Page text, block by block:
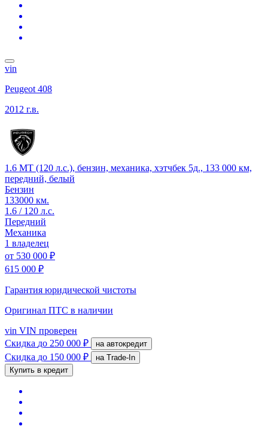
vin
Peugeot 408
2012 г.в.
1.6 MT (120 л.с.), бензин, механика, хэтчбек 5д., 133 000 км,
передний, белый
Бензин
133000 км.
1.6 / 120 л.с.
Передний
Механика
1 владелец
от 530 000 ₽
615 000 ₽
Гарантия юридической чистоты
Оригинал ПТС в наличии
vin VIN проверен
Скидка до 250 000 ₽ на автокредит
Скидка до 150 000 ₽
на Trade-In
Купить в кредит